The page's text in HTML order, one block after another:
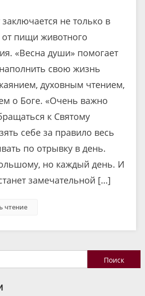
не только в
пищи животного
«Весна души» помогает
свою жизнь
духовным чтением,
о Боге. «Очень важно
к Святому
себе за правило весь
по отрывку в день.
но каждый день. И
замечательной […]
чтение
Найти: